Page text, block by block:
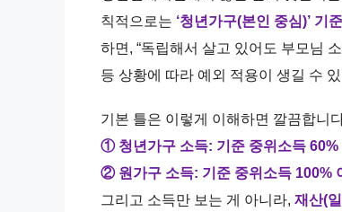
칙적으로는 ‘청년가구(본인 중심)’ 기준
하면, “독립해서 살고 있어도 부모님
등 상황에 따라 예외 적용이 생길 수
기본 틀은 이렇게 이해하면 깔끔합니
① 청년가구 소득: 기준 중위소득 60%
② 원가구 소득: 기준 중위소득 100%
그리고 소득만 보는 게 아니라, 재산(